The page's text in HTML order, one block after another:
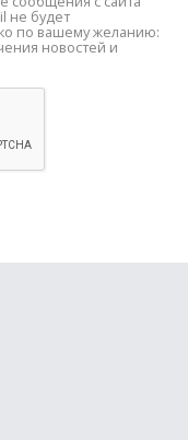
не будет
по вашему желанию:
новостей и